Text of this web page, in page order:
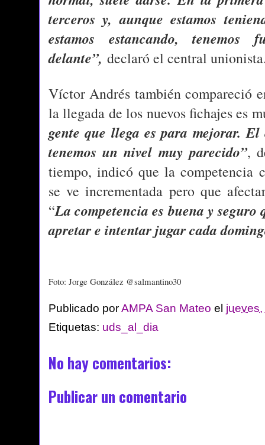
terceros y, aunque estamos
estamos estancando,
delante”, declaró el central
Víctor Andrés también compareció
la llegada de los nuevos fichajes es
gente que llega es para mejorar. El
tenemos un nivel muy parecido”,
tiempo, indicó que la competencia
se ve incrementada pero que
“La competencia es buena y seguro
apretar e intentar jugar cada
Foto: Jorge González @salmantino30
Publicado porAMPA San Mateo el
Etiquetas: uds_al_dia
No hay comentarios:
Publicar un comentario